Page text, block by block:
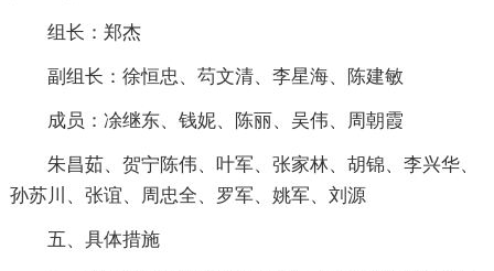
组长：郑杰
副组长：徐恒忠、芶文清、李星海、陈建敏
成员：凃继东、钱妮、陈丽、吴伟、周朝霞
朱昌茹、贺宁陈伟、叶军、张家林、胡锦、李兴华、
孙苏川、张谊、周忠全、罗军、姚军、刘源
五、具体措施